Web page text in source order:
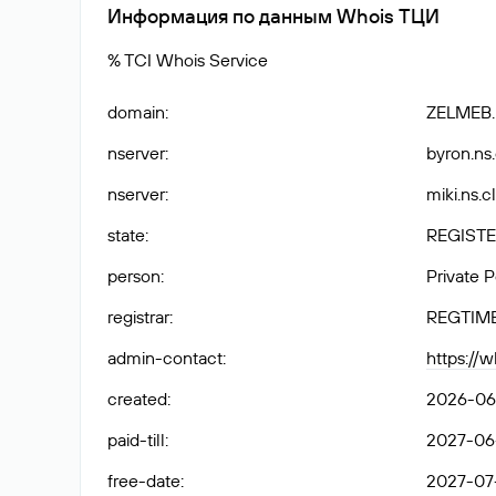
Информация по данным Whois ТЦИ
% TCI Whois Service
domain:
nserver:
nserver:
state:
person:
Private
registrar:
admin-contact:
https://
created:
2026-
paid-till:
2027-
free-date: 2027-